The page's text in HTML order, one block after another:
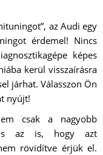
az Audi egy
érdemel! Nincs
képes
kerül visszaírásra
járhat. Válasszon Ön
nyújt!
csak a nagyobb
az is, hogy azt
rövidítve érjük el.